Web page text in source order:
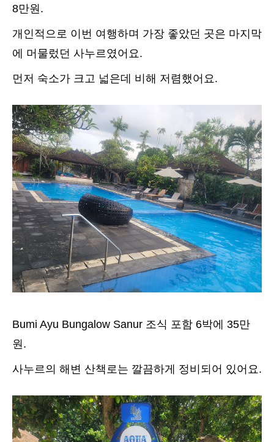
8만원.
개인적으로 이번 여행하며 가장 좋았던 곳은 마지막
에 머물렀던 사누르였어요.
먼저 숙소가 크고 넓은데 비해 저렴했어요.
Bumi Ayu Bungalow Sanur 조식 포함 6박에 35만
원.
사누르의 해변 산책로는 깔끔하게 정비되어 있어요.